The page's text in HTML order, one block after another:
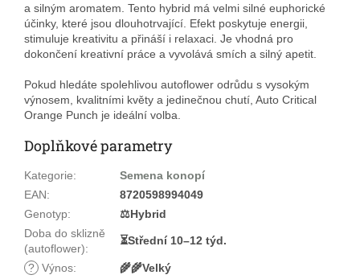
a silným aromatem. Tento hybrid má velmi silné euphorické
účinky, které jsou dlouhotrvající. Efekt poskytuje energii,
stimuluje kreativitu a přináší i relaxaci. Je vhodná pro
dokončení kreativní práce a vyvolává smích a silný apetit.
Pokud hledáte spolehlivou autoflower odrůdu s vysokým
výnosem, kvalitními květy a jedinečnou chutí, Auto Critical
Orange Punch je ideální volba.
Doplňkové parametry
Kategorie:
Semena konopí
EAN:
8720598994049
Genotyp:
⚖️Hybrid
Doba do sklizně
(autoflower):
⏳Střední 10–12 týd.
? Výnos:
🌾🌾Velký